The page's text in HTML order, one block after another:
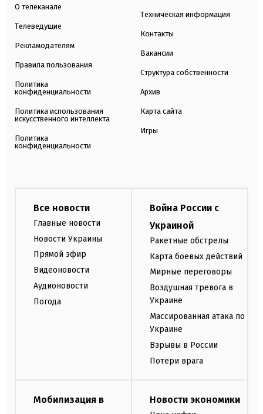
О телеканале
Телеведущие
Рекламодателям
Правила пользования
Политика
конфиденциальности
Политика использования
искусственного интеллекта
Политика
конфиденциальности
Техническая информация
Контакты
Вакансии
Структура собственности
Архив
Карта сайта
Игры
Все новости
Главные новости
Новости Украины
Прямой эфир
Видеоновости
Аудионовости
Погода
Война России с
Украиной
Ракетные обстрелы
Карта боевых действий
Мирные переговоры
Воздушная тревога в
Украине
Массированная атака по
Украине
Взрывы в России
Потери врага
Мобилизация в
Новости экономики